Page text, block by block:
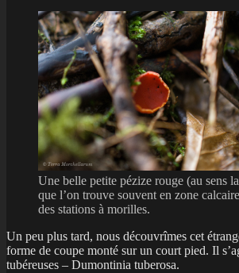
Une belle petite pézize rouge (au sens
que l’on trouve souvent en zone
des stations à morilles.
Un peu plus tard, nous découvrîmes cet
forme de coupe monté sur un court pied. Il
tubéreuses – Dumontinia tuberosa.